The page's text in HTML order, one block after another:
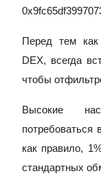
Получайте
Стейкинг
Перед тем
DEX, всегда
чтобы
Высокие
потребоваться
как правило,
стандартных